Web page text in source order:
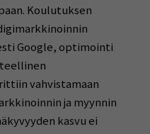
Koulutuksen
Google, optimointi
vahvistamaan
ja myynnin
kasvu ei